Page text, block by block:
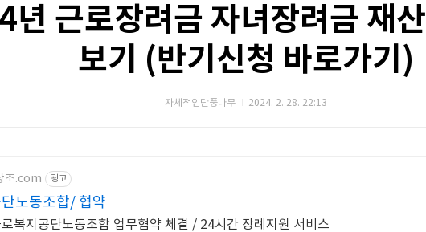
년 근로장려금 자녀장려금 재
보기 (반기신청 바로가기)
자체적인단풍나무 2024. 2. 28. 22:13
조.com 광고
노동조합/ 협약
복지공단노동조합 업무협약 체결 / 24시간 장례지원 서비스